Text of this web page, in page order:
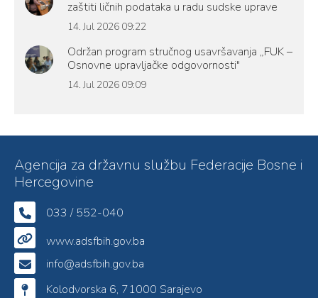
zaštiti ličnih podataka u radu sudske uprave
14. Jul 2026 09:22
Održan program stručnog usavršavanja „FUK –
Osnovne upravljačke odgovornosti"
14. Jul 2026 09:09
Agencija za državnu službu Federacije Bosne i
Hercegovine
033 / 552-040
www.adsfbih.gov.ba
info@adsfbih.gov.ba
Kolodvorska 6, 71000 Sarajevo